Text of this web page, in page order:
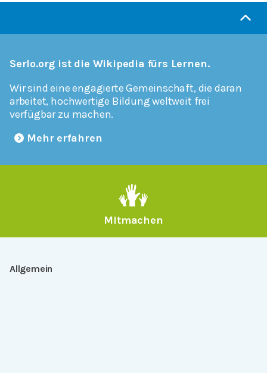
Serlo.org ist die Wikipedia fürs Lernen.
Wir sind eine engagierte Gemeinschaft, die daran
arbeitet, hochwertige Bildung weltweit frei
verfügbar zu machen.
Mehr erfahren
Mitmachen
Allgemein